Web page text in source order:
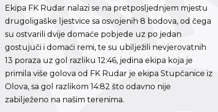
Ekipa FK Rudar nalazi se na pretposljednjem mjestu
drugoligaške ljestvice sa osvojenih 8 bodova, od čega
su ostvarili dvije domaće pobjede uz po jedan
gostujuči i domaći remi, te su ubilježili nevjerovatnih
13 poraza uz gol razliku 12:46, jedina ekipa koja je
primila više golova od FK Rudar je ekipa Stupčanice iz
Olova, sa gol razlikom 14:82 što odavno nije
zabilježeno na našim terenima.